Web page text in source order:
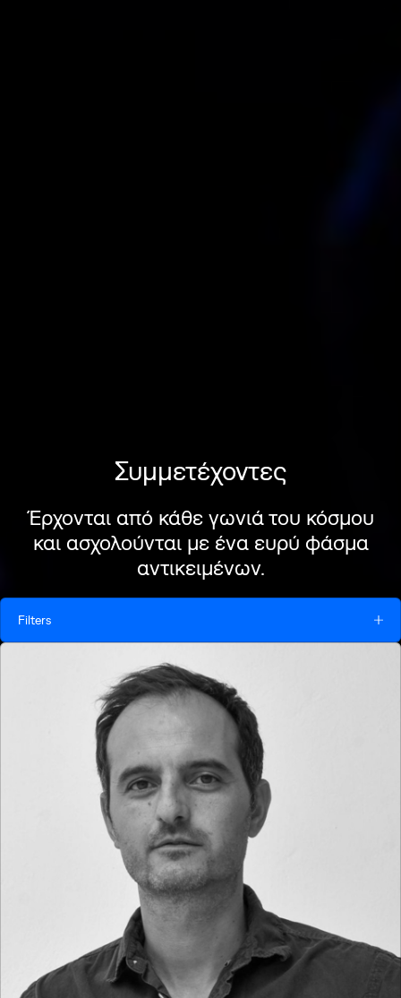
Συμμετέχοντες
Έρχονται από κάθε γωνιά του κόσμου
και ασχολούνται με ένα ευρύ φάσμα
αντικειμένων.
Filters
Δευ. Ιουν. 22 Τρί. Ιουν. 23
Σάβ. Ιουν. 27
Discuss Celebrate
Πυλώνας SNF Nostos Conference
House of Arts & Culture
House of Health & Sports
House of the Future
House of Civics & Education
The Core of the Conference